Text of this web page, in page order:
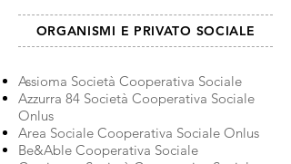
ORGANISMI E PRIVATO SOCIALE
Assioma Società Cooperativa Sociale
Azzurra 84 Società Cooperativa Sociale
Onlus
Area Sociale Cooperativa Sociale Onlus
Be&Able Cooperativa Sociale